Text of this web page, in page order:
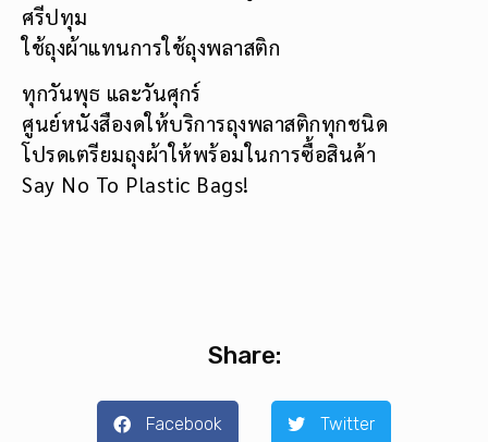
ศรีปทุม
ใช้ถุงผ้าแทนการใช้ถุงพลาสติก
ทุกวันพุธ และวันศุกร์
ศูนย์หนังสืองดให้บริการถุงพลาสติกทุกชนิด
โปรดเตรียมถุงผ้าให้พร้อมในการซื้อสินค้า
Say No To Plastic Bags!
Share:
Facebook Twitter